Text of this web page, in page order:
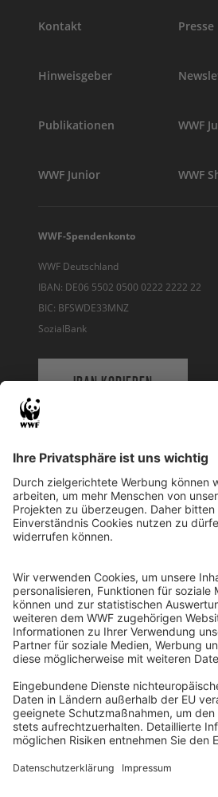
Kontakt Presse
Hinweisgeber
Publikationen WWF
WWF Junior WWF
WWF-Spendenkonto
WWF Deutschland
IBAN: DE06 5502 0500 0222 2222 22
BIC: BFSWDE33MNZ
SozialBank
IBAN KOPIEREN
WWF Deutschland
Reinhardtstr. 18
10117 Berlin
Ihre Spende kann steuerlich geltend
Registriert als Stiftung WWF
Justiz Berlin, Az: 3416/976/2
Umsatzsteuer-Identifikationsnummer:
Freistellungsbescheid: Als
von der Körperschaftssteuer gem. §5 I 9
Steuernummer 27/641/09321